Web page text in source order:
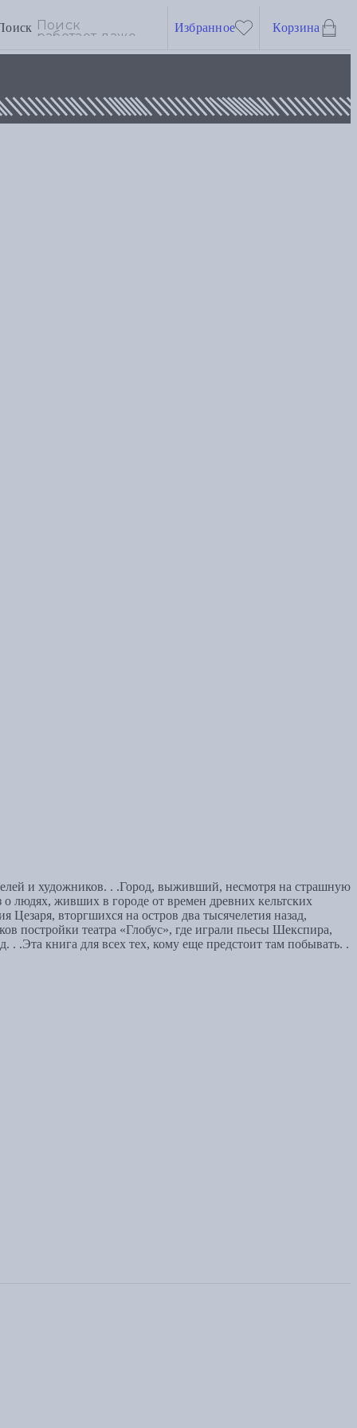
Избранное Корзина
и художников. . .Город, выживший, несмотря на страшную
живших в городе от времен древних кельтских
вторгшихся на остров два тысячелетия назад,
постройки театра «Глобус», где играли пьесы Шекспира,
.Эта книга для всех тех, кому еще предстоит там побывать. .